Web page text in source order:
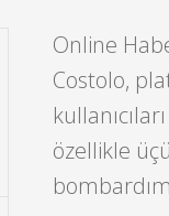
Online
Costolo,
özellikle